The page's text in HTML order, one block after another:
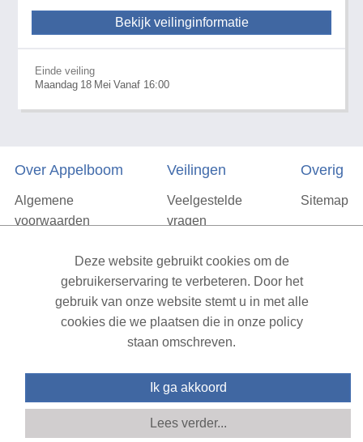
Bekijk veilinginformatie
Einde veiling
Maandag 18 Mei Vanaf 16:00
Over Appelboom
Algemene
voorwaarden
Vacatures
Contact
Veilingen
Veelgestelde
vragen
Overig
Sitemap
| All rights reserved v1.7.6 (NAD-WEB-1)
Deze website gebruikt cookies om de
gebruikerservaring te verbeteren. Door het
gebruik van onze website stemt u in met alle
cookies die we plaatsen die in onze policy
staan omschreven.
Ik ga akkoord
Lees verder...